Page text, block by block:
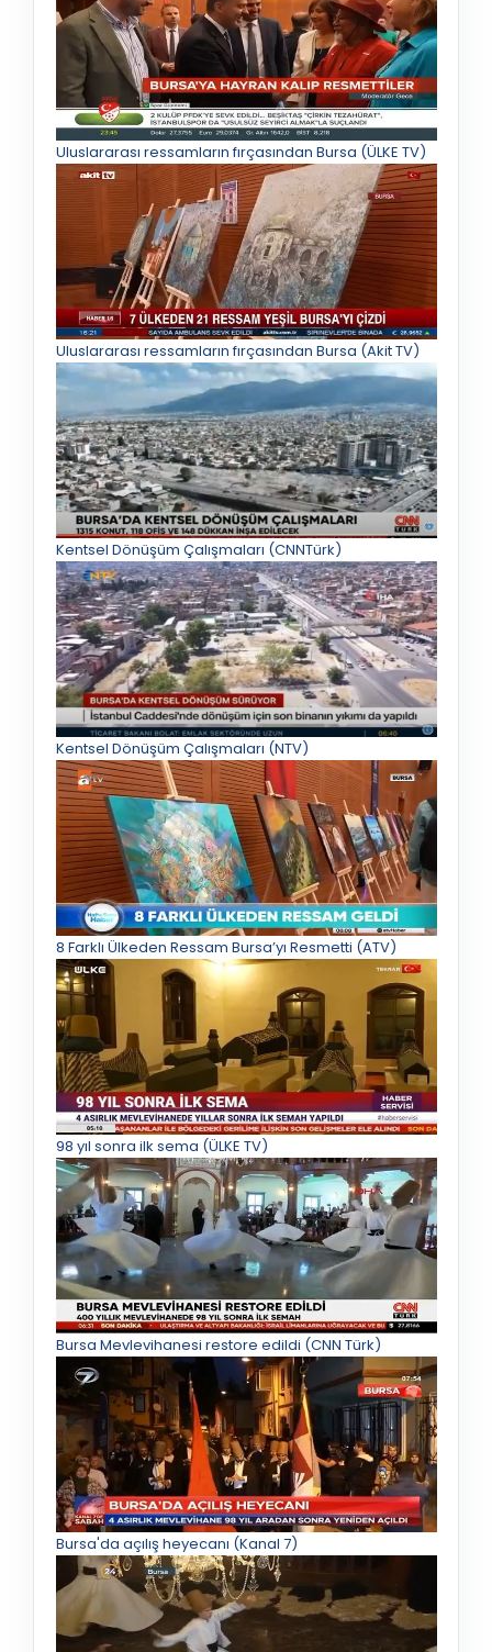
Uluslararası ressamların fırçasından Bursa (ÜLKE TV)
Uluslararası ressamların fırçasından Bursa (Akit TV)
Kentsel Dönüşüm Çalışmaları (CNNTürk)
Kentsel Dönüşüm Çalışmaları (NTV)
8 Farklı Ülkeden Ressam Bursa’yı Resmetti (ATV)
98 yıl sonra ilk sema (ÜLKE TV)
Bursa Mevlevihanesi restore edildi (CNN Türk)
Bursa'da açılış heyecanı (Kanal 7)